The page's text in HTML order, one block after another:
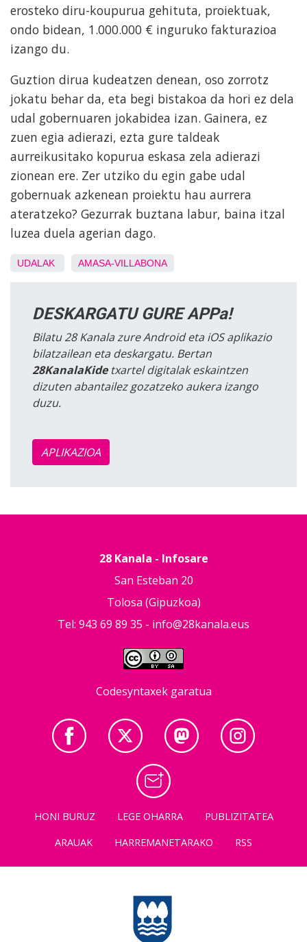
erosteko diru-koupurua gehituta, proiektuak,
ondo bidean, 1.000.000 € inguruko fakturazioa
izango du.
Guztion dirua kudeatzen denean, oso zorrotz
jokatu behar da, eta begi bistakoa da hori ez dela
udal gobernuaren jokabidea izan. Gainera, ez
zuen egia adierazi, ezta gure taldeak
aurreikusitako kopurua eskasa zela adierazi
zionean ere. Zer utziko du egin gabe udal
gobernuak azkenean proiektu hau aurrera
ateratzeko? Gezurrak buztana labur, baina itzal
luzea duela agerian dago.
UDALAK AMASA-VILLABONA
DESKARGATU GURE APPa!
Bilatu 28 Kanala zure Android eta iOS aplikazio
bilatzailean eta deskargatu. Bertan
28KanalaKidetxartel digitalak eskaintzen
dizuten abantailez gozatzeko aukera izango
duzu.
APLIKAZIOA
28 Kanala - Infosare
San Esteban 20
Tolosa (Gipuzkoa)
Tel: 943 69 89 35 - info@28kanala.eus
Codesyntaxek garatua
HONI BURUZ LEGE OHARRA
PUBLIZITATEA
ARAUAK
HARREMANETARAKO RSS